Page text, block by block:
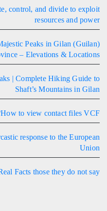
control, and divide to exploit
resources and power
Peaks in Gilan (Guilan)
– Elevations & Locations
| Complete Hiking Guide to
Shaft’s Mountains in Gilan
How to view contact files VCF?
response to the European
Union
Facts those they do not say!